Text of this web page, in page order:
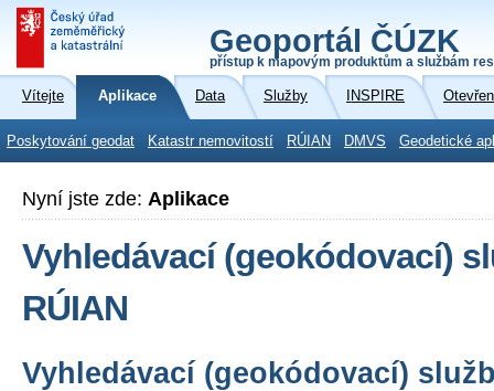
Geoportál ČÚZK
přístup k mapovým produktům a službám
Vítejte Aplikace Data Služby INSPIRE
Poskytování geodat Katastr nemovitostí RÚIAN DMVS Geodetické
Nyní jste zde: Aplikace
Vyhledávací (geokódovací)
RÚIAN
Vyhledávací (geokódovací)